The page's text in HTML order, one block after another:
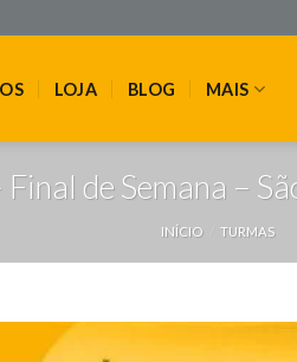
LOJA BLOG MAIS
de Semana –
INÍCIO TURMAS